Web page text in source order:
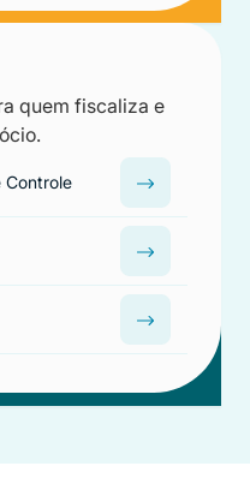
quem fiscaliza e
Controle